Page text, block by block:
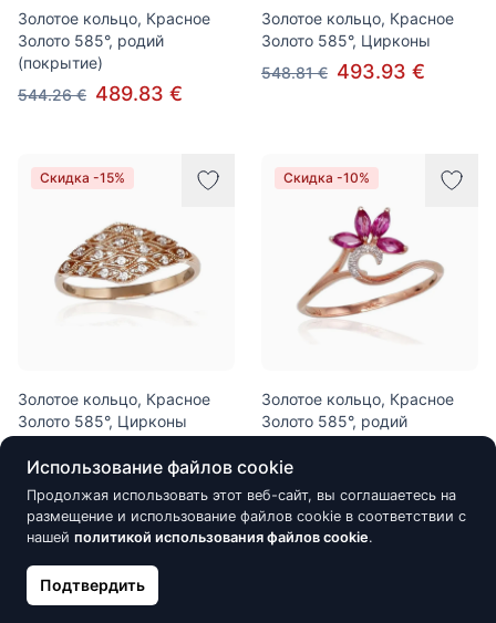
Золотое кольцо, Красное
Золото 585°, родий
(покрытие)
544.26 € 489.83 €
Золотое кольцо, Красное
Золото 585°, Цирконы
548.81 € 493.93 €
Скидка -15%
Золотое кольцо, Красное
Золото 585°, Цирконы
Скидка -10%
Золотое кольцо, Красное
Золото 585°, родий
Рубин
552.44 € 497.20 €
Скидка -15%
Использование файлов cookie
Продолжая использовать этот веб-сайт, вы соглашаетесь на
размещение и использование файлов cookie в соответствии с
нашей политикой использования файлов cookie.
Подтвердить